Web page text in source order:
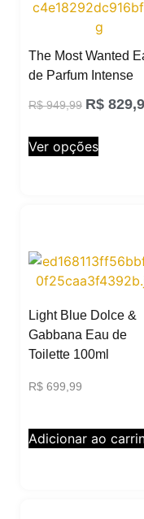
The Most Wanted
de Parfum Intense
R$949,99 R$
Ver opções
Light Blue Dolce &
Gabbana Eau de
Toilette 100ml
R$ 699,99
Adicionar ao